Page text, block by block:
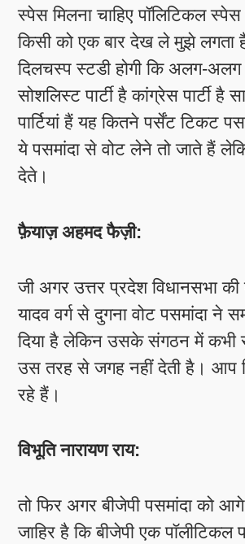
स्पेस मिलना चाहिए पॉलिटिकल स्पेस
किसी को एक बार देख ले मुझे लगता
दिलचस्प स्टडी होगी कि अलग-अलग
सोशलिस्ट पार्टी है कांग्रेस पार्टी है
पार्टियां हैं यह कितने पर्सेंट टिकट
ये पसमांदा से वोट लेने तो जाते हैं
देते।
फ़ैयाज़ अहमद फैज़ी:
जी अगर उत्तर प्रदेश विधानसभा की
यादव वर्ग से दुगना वोट पसमांदा ने
दिया है लेकिन उसके संगठन में कभी
उस तरह से जगह नहीं देती है। आप
रहे हैं।
विभूति नारायण राय:
तो फिर अगर बीजेपी पसमांदा को आगे
जाहिर है कि बीजेपी एक पॉलीटिकल